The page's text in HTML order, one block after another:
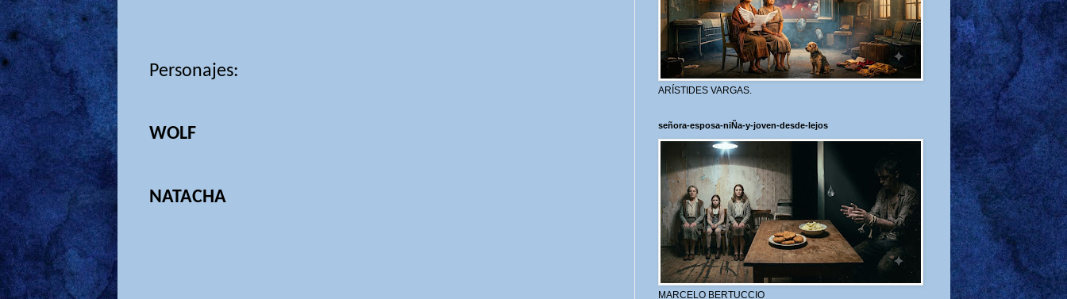
Personajes:
WOLF
NATACHA
ARÍSTIDES VARGAS.
señora-esposa-niÑa-y-joven-desde-lejos
MARCELO BERTUCCIO